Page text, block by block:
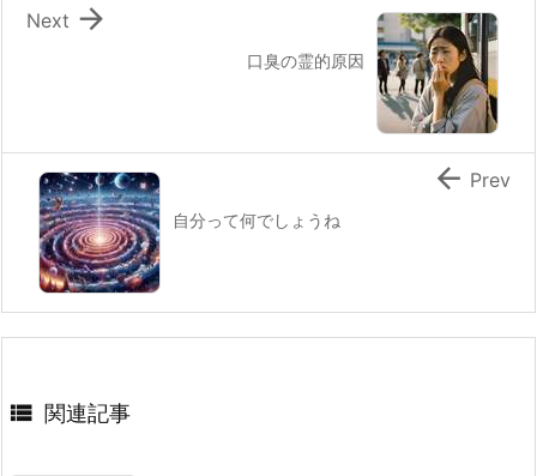
口臭の霊的原因

Next
自分って何でしょうね
 Prev
 関連記事